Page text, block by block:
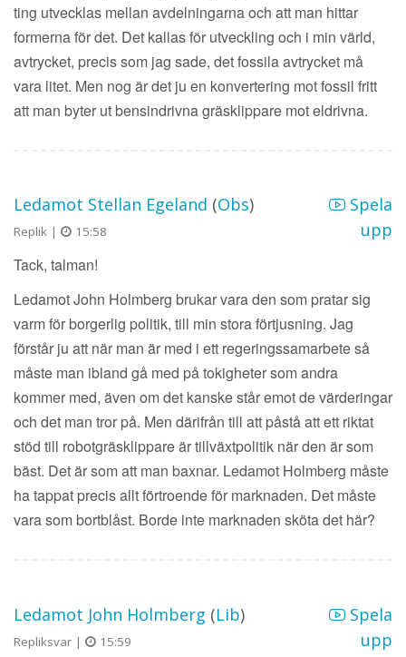
ting utvecklas mellan avdelningarna och att man hittar
formerna för det. Det kallas för utveckling och i min värld,
avtrycket, precis som jag sade, det fossila avtrycket må
vara litet. Men nog är det ju en konvertering mot fossil fritt
att man byter ut bensindrivna gräsklippare mot eldrivna.
Ledamot Stellan Egeland (Obs)
Replik | 15:58
Spela
upp
Tack, talman!
Ledamot John Holmberg brukar vara den som pratar sig
varm för borgerlig politik, till min stora förtjusning. Jag
förstår ju att när man är med i ett regeringssamarbete så
måste man ibland gå med på tokigheter som andra
kommer med, även om det kanske står emot de värderingar
och det man tror på. Men därifrån till att påstå att ett riktat
stöd till robotgräsklippare är tillväxtpolitik när den är som
bäst. Det är som att man baxnar. Ledamot Holmberg måste
ha tappat precis allt förtroende för marknaden. Det måste
vara som bortblåst. Borde inte marknaden sköta det här?
Ledamot John Holmberg (Lib)
Repliksvar | 15:59
Spela
upp